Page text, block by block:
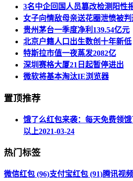
3名中企回国人员篡改检测阳性
女子向情敌母亲送花圈泄愤被判
贵州茅台一季度净利139.54亿元
北京户籍人口出生数创十年新低
特斯拉市值一夜蒸发2082亿
深圳赛格大厦21日起暂停进出
微软将基本淘汰IE浏览器
置顶推荐
饿了么红包来袭：每天免费领
以上2021-03-24
热门标签
微信红包 (96)支付宝红包 (91)腾讯视